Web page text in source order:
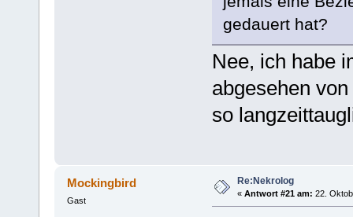
gedauert hat?
Nee, ich habe
abgesehen
so
Mockingbird
Gast
Re:Nekrolog
« Antwort #21 am: 22.